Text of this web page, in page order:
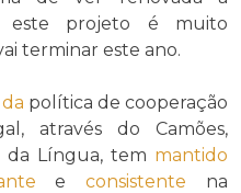
este projeto é muito
terminar este ano.
política de cooperação
através do Camões,
da Língua, tem mantido
econsistente na